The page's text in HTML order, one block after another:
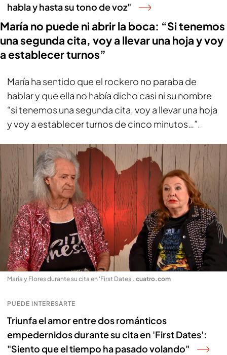
habla y hasta su tono de voz"
María no puede ni abrir la boca: “Si tenemos
una segunda cita, voy a llevar una hoja y voy
a establecer turnos”
María ha sentido que el rockero no paraba de
hablar y que ella no había dicho casi ni su nombre
“si tenemos una segunda cita, voy a llevar una hoja
y voy a establecer turnos de cinco minutos…”.
María y Flores durante su cita en 'First Dates'. cuatro.com
PUEDE INTERESARTE
Triunfa el amor entre dos románticos
empedernidos durante su cita en 'First Dates':
"Siento que el tiempo ha pasado volando"